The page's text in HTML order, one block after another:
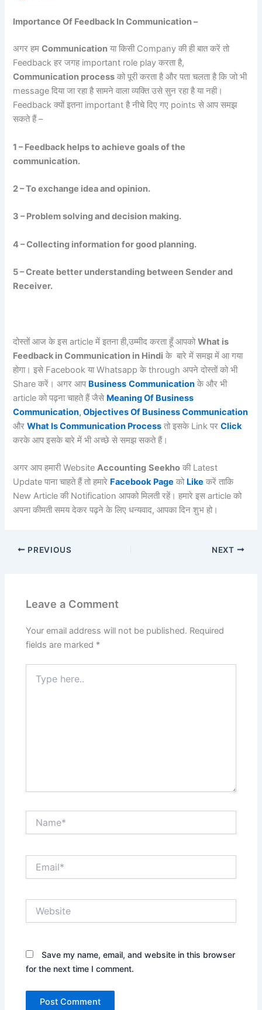
Importance Of Feedback In Communication –
अगर हमCommunication या किसी Company की ही बात करें तो
Feedback हर जगह important role play करता है,
Communication process को पूरी करता है और पता चलता है कि जो भी
message दिया जा रहा है सामने वाला व्यक्ति उसे सुन रहा है या नही।
Feedback क्यों इतना important है नीचे दिए गए points से आप समझ
सकते हैं –
1 – Feedback helps to achieve goals of the
communication.
2 – To exchange idea and opinion.
3 – Problem solving and decision making.
4 – Collecting information for good planning.
5 – Create better understanding between Sender and
Receiver.
दोस्तों आज के इस article में इतना ही,उम्मीद करता हूँ आपकोWhat is
Feedback in Communication in Hindi के बारे में समझ में आ गया
होगा। इसे Facebook या Whatsapp के through अपने दोस्तों को भी
Share करें। अगर आप Business Communication के और भी
article को पढ़ना चाहते हैं जैसे Meaning Of Business
Communication, Objectives Of Business Communication
औरWhat Is Communication Process तो इसके Link परClick
करके आप इसके बारे में भी अच्छे से समझ सकते हैं।
अगर आप हमारी WebsiteAccounting Seekho की Latest
Update पाना चाहते हैं तो हमारे Facebook Page को Like करें ताकि
New Article की Notification आपको मिलती रहें। हमारे इस article को
अपना कीमती समय देकर पढ़ने के लिए धन्यवाद, आपका दिन शुभ हो।
PREVIOUS NEXT
Leave a Comment
Your email address will not be published. Required
fields are marked *
here..
Save my name, email, and website in this browser
for the next time I comment.